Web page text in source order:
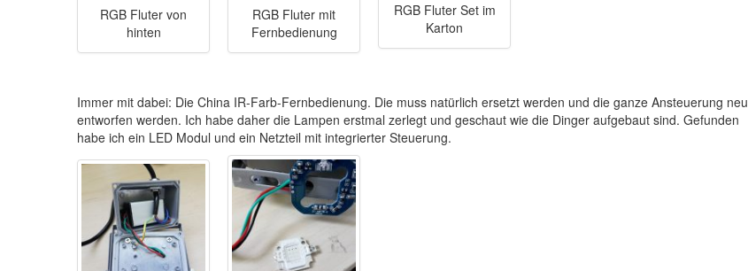
RGB Fluter von
hinten
RGB Fluter mit
Fernbedienung
RGB Fluter Set im
Karton
Immer mit dabei: Die China IR-Farb-Fernbedienung. Die muss natürlich ersetzt werden und die ganze Ansteuerung neu
entworfen werden. Ich habe daher die Lampen erstmal zerlegt und geschaut wie die Dinger aufgebaut sind. Gefunden
habe ich ein LED Modul und ein Netzteil mit integrierter Steuerung.